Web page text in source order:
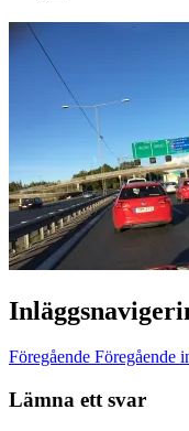
Föregående Föregående
Lämna ett svar